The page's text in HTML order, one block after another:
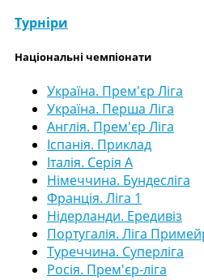
Турніри
Національні чемпіонати
Україна. Прем'єр Ліга
Україна. Перша Ліга
Англія. Прем'єр Ліга
Іспанія. Приклад
Італія. Серія А
Німеччина. Бундесліга
Франція. Ліга 1
Нідерланди. Ередивіз
Португалія. Ліга
Туреччина. Суперліга
Росія. Прем'єр-ліга